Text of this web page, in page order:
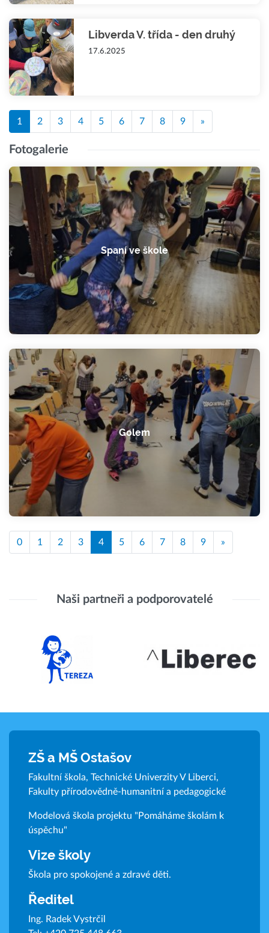
Libverda V. třída - den druhý
17.6.2025
1 2 3 4 5 6 7 8 9 »
Fotogalerie
Spaní ve škole
Golem
0 1 2 3 4 5 6 7 8 9 »
Naši partneři a podporovatelé
ZŠ a MŠ Ostašov
Fakultní škola, Technické Univerzity V Liberci,
Fakulty přírodovědně-humanitní a pedagogické
Modelová škola projektu "Pomáháme školám k
úspěchu"
Vize školy
Škola pro spokojené a zdravé děti.
Ředitel
Ing. Radek Vystrčil